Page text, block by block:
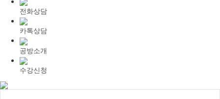
전화상담
카톡상담
공방소개
수강신청